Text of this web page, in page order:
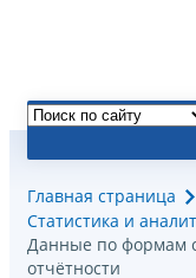
Главная страница
Статистика и
Данные по формам
отчётности